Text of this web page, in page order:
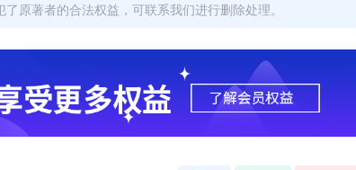
原著者的合法权益，可联系我们进行删除处理。